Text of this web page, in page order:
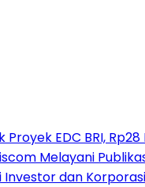
Proyek EDC BRI,
Melayani
dan